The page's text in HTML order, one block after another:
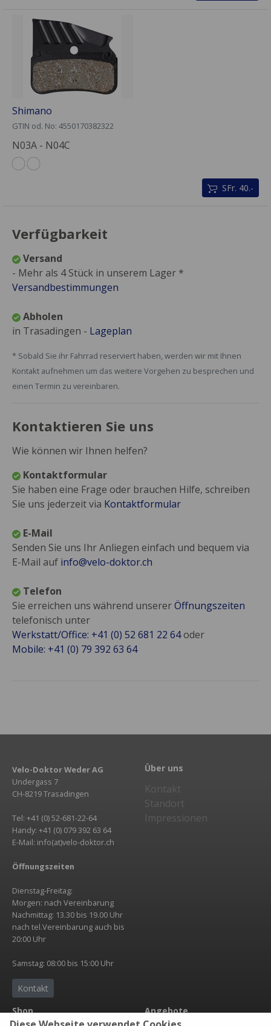
Shimano
GTIN od. No: 4550170382322
N03A - N04C
SFr. 40.-
Verfügbarkeit
Versand
- Mehr als 4 Stück in unserem Lager *
Versandbestimmungen
Abholen
in Trasadingen - Lageplan
* Sobald Sie ihr Fahrrad reserviert haben, werden wir mit Ihnen
Kontakt aufnehmen um das weitere Vorgehen zu besprechen und
einen Termin zu vereinbaren.
Kontaktieren Sie uns
Wie können wir Ihnen helfen?
Kontaktformular
Sie haben eine Frage oder brauchen Hilfe, schreiben
Sie uns jederzeit via Kontaktformular
E-Mail
Senden Sie uns Ihr Anliegen einfach und bequem via
E-Mail auf info@velo-doktor.ch
Telefon
Sie erreichen uns während unsererÖffnungszeiten
telefonisch unter
Werkstatt/Office: +41 (0) 52 681 22 64oder
Mobile: +41 (0) 79 392 63 64
Velo-Doktor Weder AG
Undergass 7
CH-8219 Trasadingen
Tel: +41 (0) 52-681-22-64
Handy: +41 (0) 079 392 63 64
E-Mail: info(at)velo-doktor.ch
Öffnungszeiten
Dienstag-Freitag:
Morgen: nach Vereinbarung
Nachmittag: 13.30 bis 19.00 Uhr
nach tel.Vereinbarung auch bis
20:00 Uhr
Samstag: 08:00 bis 15:00 Uhr
Kontakt
Über uns
Kontakt
Standort
Impressionen
Shop Angebote